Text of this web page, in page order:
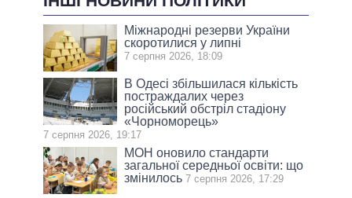
Міжнародні резерви України
скоротилися у липні
7 серпня 2026, 18:09
В Одесі збільшилася кількість
постраждалих через
російський обстріл стадіону
«Чорноморець»
7 серпня 2026, 19:17
МОН оновило стандарти
загальної середньої освіти: що
змінилось 7 серпня 2026, 17:29